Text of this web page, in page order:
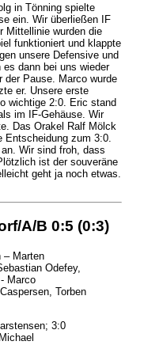
in Tönning spielte
ein. Wir überließen IF
Mittellinie wurden die
funktioniert und klappte
unsere Defensive und
dann bei uns wieder
Pause. Marco wurde
er. Unsere erste
wichtige 2:0. Eric stand
im IF-Gehäuse. Wir
Das Orakel Ralf Mölck
zum 3:0.
Wir sind froh, dass
ist der souveräne
geht ja noch etwas.
A/B 0:5 (0:3)
– Marten
Odefey,
Marco
Torben
3:0